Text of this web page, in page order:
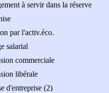
à servir dans la réserve
par l'activ.éco.
salarial
commerciale
libérale
d'entreprise (2)